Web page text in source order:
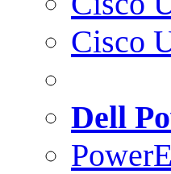
Cisco
Dell